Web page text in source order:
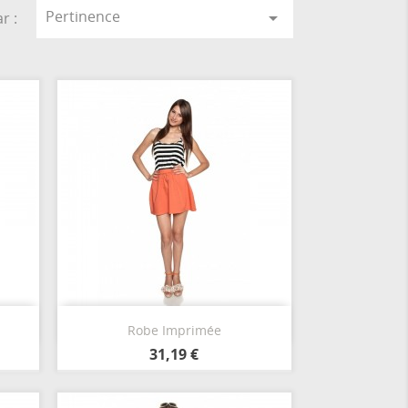
: Pertinence 
Robe Imprimée
31,19 €

Orange